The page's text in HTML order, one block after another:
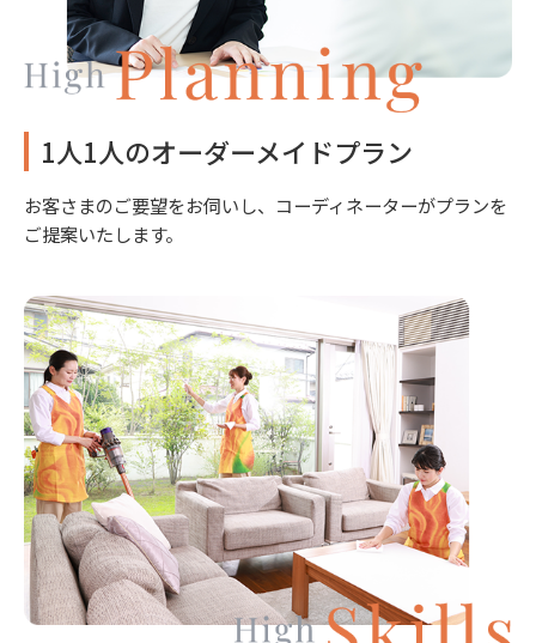
1人1人のオーダーメイドプラン
お客さまのご要望をお伺いし、コーディネーターがプランを
ご提案いたします。